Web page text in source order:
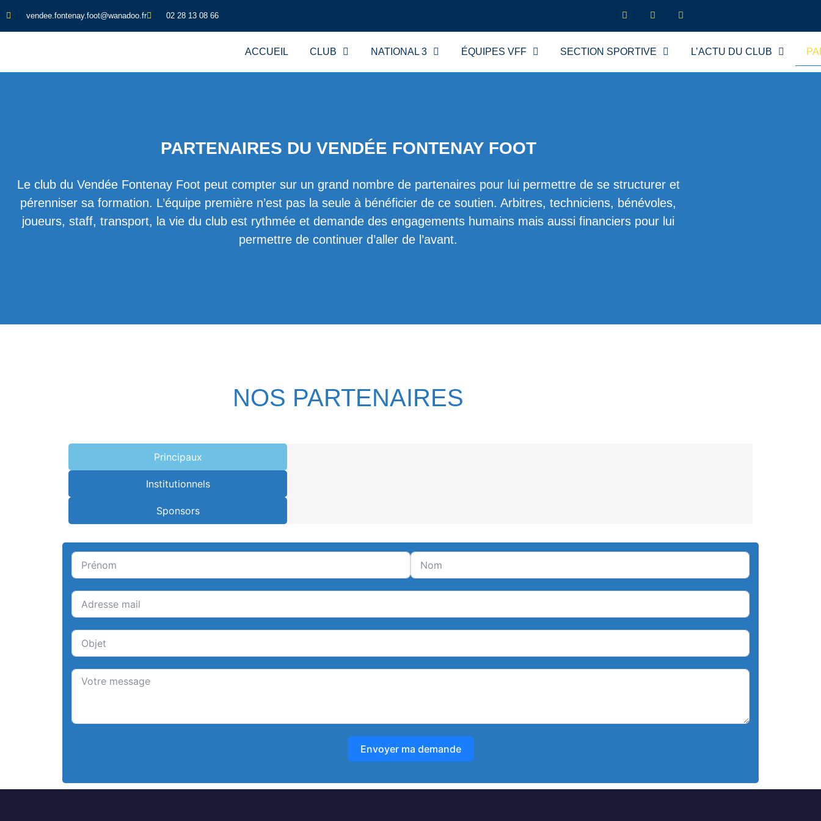
vendee.fontenay.foot@wanadoo.fr 02 28 13 08 66
ACCUEIL CLUB NATIONAL 3 ÉQUIPES VFF SECTION SPORTIVE L’ACTU DU CLUB
PARTENAIRES DU VENDÉE FONTENAY FOOT
Le club du Vendée Fontenay Foot peut compter sur un grand nombre de partenaires pour lui permettre de se structurer et
pérenniser sa formation. L’équipe première n’est pas la seule à bénéficier de ce soutien. Arbitres, techniciens, bénévoles,
joueurs, staff, transport, la vie du club est rythmée et demande des engagements humains mais aussi financiers pour lui
permettre de continuer d’aller de l’avant.
NOS PARTENAIRES
Principaux
Institutionnels
Sponsors
Envoyer ma demande